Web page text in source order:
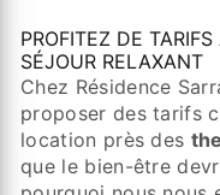
PROFITEZ DE
SÉJOUR RELAXANT
Chez Résidence
proposer des tarifs
location près des
que le bien-être